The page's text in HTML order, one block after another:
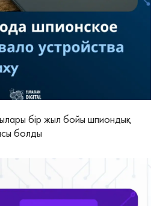
бір жыл бойы шпиондық
болды